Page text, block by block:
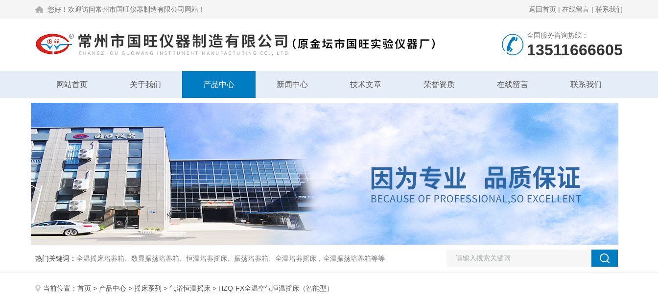
您好！欢迎访问常州市国旺仪器制造有限公司网站！ 返回首页 | 在线留言 | 联系我们
全国服务咨询热线：
13511666605
网站首页 关于我们 产品中心 新闻中心 技术文章 荣誉资质 在线留言 联系我们
热门关键词： 全温摇床培养箱、数显振荡培养箱、恒温培养摇床、振荡培养箱、全温培养摇床，全温振荡培养箱等等
当前位置： 首页 > 产品中心 > 摇床系列 > 气浴恒温摇床 > HZQ-FX全温空气恒温摇床（智能型）